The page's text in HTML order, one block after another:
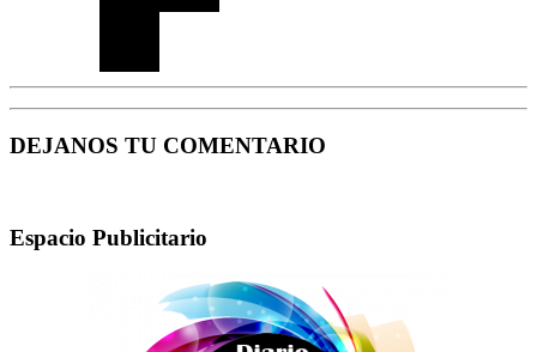
DEJANOS TU COMENTARIO
Espacio Publicitario